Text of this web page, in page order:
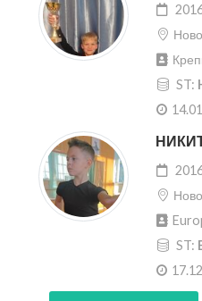
ST:
ST: